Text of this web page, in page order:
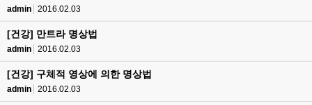
admin 2016.02.03
[건강] 만트라 명상법
admin 2016.02.03
[건강] 구체적 영상에 의한 명상법
admin 2016.02.03